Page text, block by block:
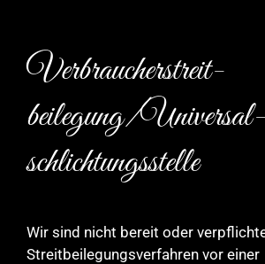
Verbraucher­streit­
beilegung/Universal­
schlichtungs­stelle
Wir sind nicht bereit oder
Streitbeilegungsverfahren vor einer